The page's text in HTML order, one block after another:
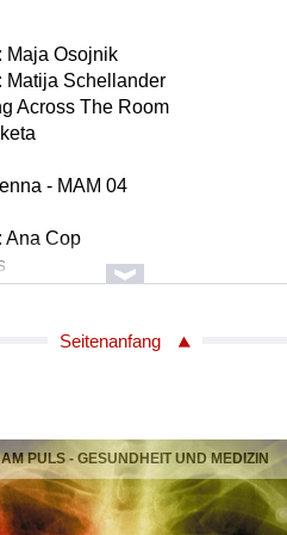
Maja Osojnik
Matija Schellander
Across The Room
- MAM 04
Ana Cop
/ Seevers / Arkh
(Keyboards)
(Electronics, Effekte)
Seitenanfang
AM PULS - GESUNDHEIT UND MEDIZIN